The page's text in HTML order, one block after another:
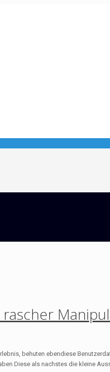
rascher
behuten ebendiese
Diese als nachstes die kleine